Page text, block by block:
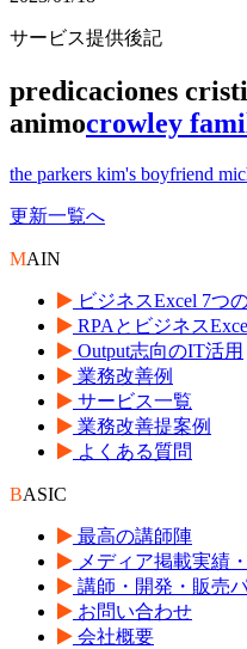
サービス提供後記
predicaciones
animocrowley
the parkers kim's boyfriend
更新一覧へ
MAIN
ビジネスExcel 7つ
RPAとビジネス
Output志向のIT活用
業務改善例
サービス一覧
業務改善提案例
よくある質問
BASIC
最高の講師陣
メディア掲載実績
講師・開発・販売
お問い合わせ
会社概要